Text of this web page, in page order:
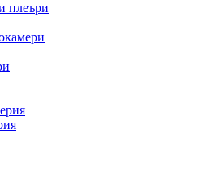
плеъри